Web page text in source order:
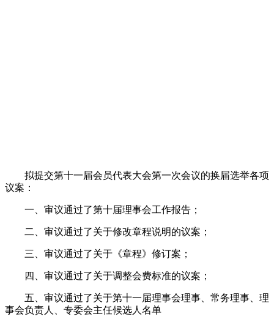
拟提交第十一届会员代表大会第一次会议的换届选举各项
议案：
一、审议通过了第十届理事会工作报告；
二、审议通过了关于修改章程说明的议案；
三、审议通过了关于《章程》修订案；
四、审议通过了关于调整会费标准的议案；
五、审议通过了关于第十一届理事会理事、常务理事、 理
事会负责人、专委会主任候选人名单